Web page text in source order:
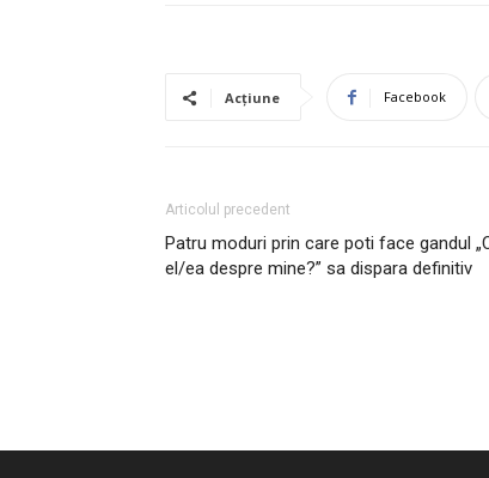
Acțiune Facebook
Articolul precedent
Patru moduri prin care poti face gandul
el/ea despre mine?” sa dispara definitiv